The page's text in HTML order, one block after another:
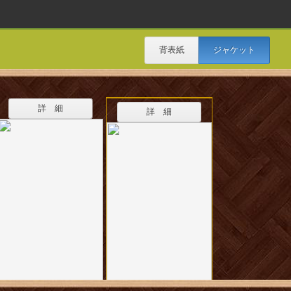
背表紙 ジャケット
詳 細 詳 細